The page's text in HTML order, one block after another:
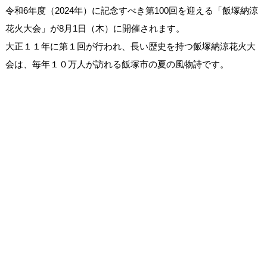
令和6年度（2024年）に記念すべき第100回を迎える「飯塚納涼
花火大会」が8月1日（木）に開催されます。
大正１１年に第１回が行われ、長い歴史を持つ飯塚納涼花火大
会は、毎年１０万人が訪れる飯塚市の夏の風物詩です。